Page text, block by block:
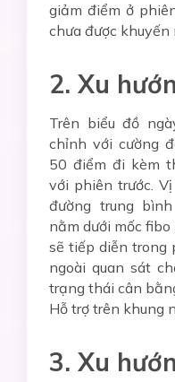
giảm điểm ở
chưa được
2. Xu
Trên biểu đồ
chỉnh với cường
50 điểm đi kèm
với phiên trước.
đường trung
nằm dưới mốc
sẽ tiếp diễn trong
ngoài quan sát
trạng thái cân
Hỗ trợ trên khung
3. Xu